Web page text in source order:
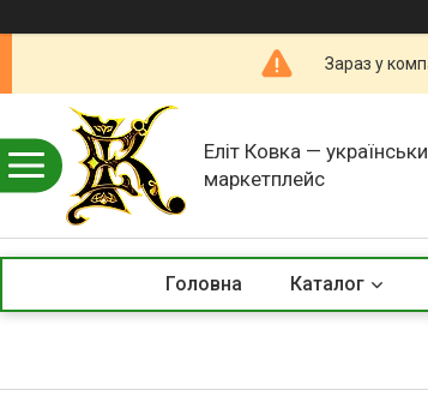
Зараз у
Еліт Ковка —
маркетплейс
Головна Каталог